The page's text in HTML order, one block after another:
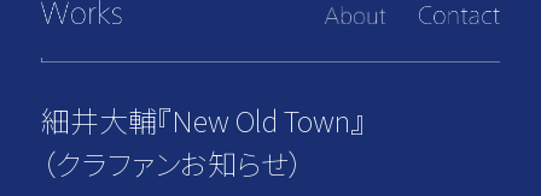
細井大輔『New Old Town』
（クラファンお知らせ）